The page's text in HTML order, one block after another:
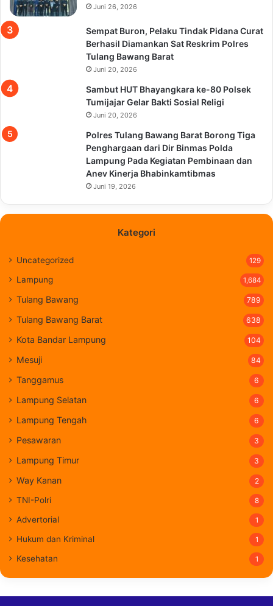
Juni 26, 2026
Sempat Buron, Pelaku Tindak Pidana Curat
Berhasil Diamankan Sat Reskrim Polres
Tulang Bawang Barat
Juni 20, 2026
Sambut HUT Bhayangkara ke-80 Polsek
Tumijajar Gelar Bakti Sosial Religi
Juni 20, 2026
Polres Tulang Bawang Barat Borong Tiga
Penghargaan dari Dir Binmas Polda
Lampung Pada Kegiatan Pembinaan dan
Anev Kinerja Bhabinkamtibmas
Juni 19, 2026
Kategori
Uncategorized 129
Lampung 1,684
Tulang Bawang 789
Tulang Bawang Barat 638
Kota Bandar Lampung 104
Mesuji 84
Tanggamus 6
Lampung Selatan 6
Lampung Tengah 6
Pesawaran 3
Lampung Timur 3
Way Kanan 2
TNI-Polri 8
Advertorial 1
Hukum dan Kriminal 1
Kesehatan 1